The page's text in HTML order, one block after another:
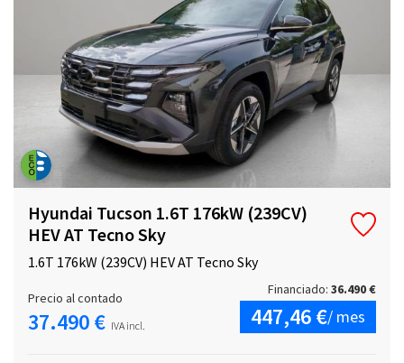
Hyundai Tucson 1.6T 176kW (239CV)
HEV AT Tecno Sky
1.6T 176kW (239CV) HEV AT Tecno Sky
Precio al contado
37.490 € IVA incl.
Financiado: 36.490 €
447,46 €/ mes